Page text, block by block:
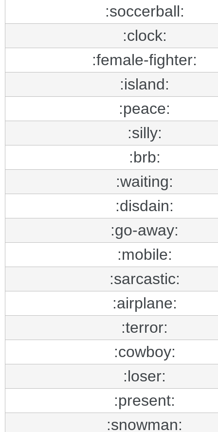
:soccerball:
:clock:
:female-fighter:
:island:
:peace:
:silly:
:brb:
:waiting:
:disdain:
:go-away:
:mobile:
:sarcastic:
:airplane:
:terror:
:cowboy:
:loser:
:present:
:snowman: